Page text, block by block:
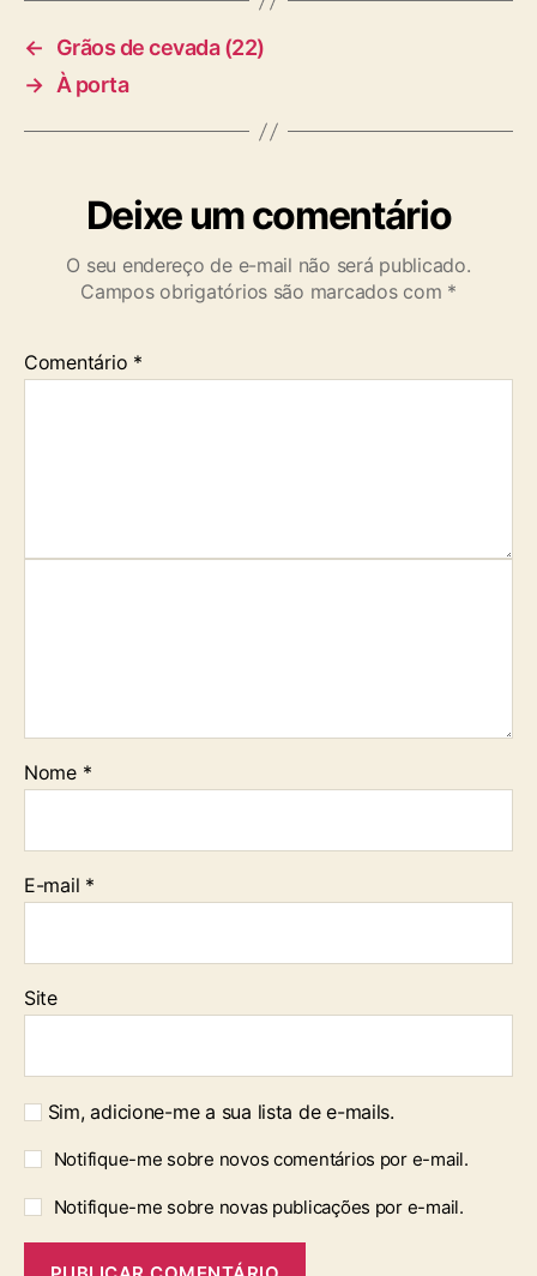
←
Grãos de cevada (22)
→ À porta
Deixe um comentário
O seu endereço de e-mail não será publicado.
Campos obrigatórios são marcados com *
Comentário *
Nome *
E-mail *
Site
Sim, adicione-me a sua lista de e-mails.
Notifique-me sobre novos comentários por e-mail.
Notifique-me sobre novas publicações por e-mail.